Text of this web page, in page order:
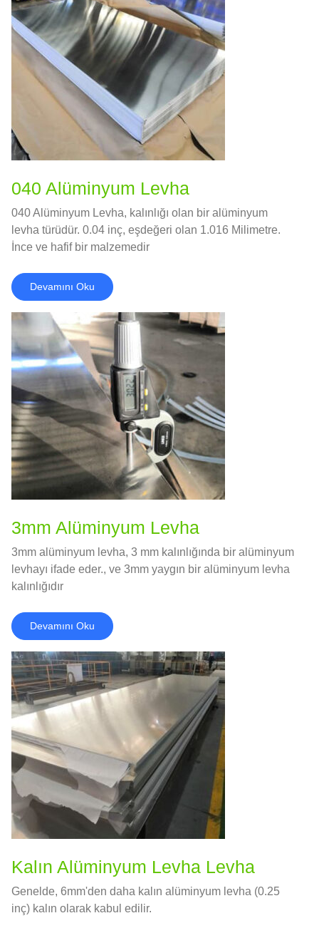
040 Alüminyum Levha
040 Alüminyum Levha, kalınlığı olan bir alüminyum
levha türüdür. 0.04 inç, eşdeğeri olan 1.016 Milimetre.
İnce ve hafif bir malzemedir
Devamını Oku
3mm Alüminyum Levha
3mm alüminyum levha, 3 mm kalınlığında bir alüminyum
levhayı ifade eder., ve 3mm yaygın bir alüminyum levha
kalınlığıdır
Devamını Oku
Kalın Alüminyum Levha Levha
Genelde, 6mm'den daha kalın alüminyum levha (0.25
inç) kalın olarak kabul edilir.